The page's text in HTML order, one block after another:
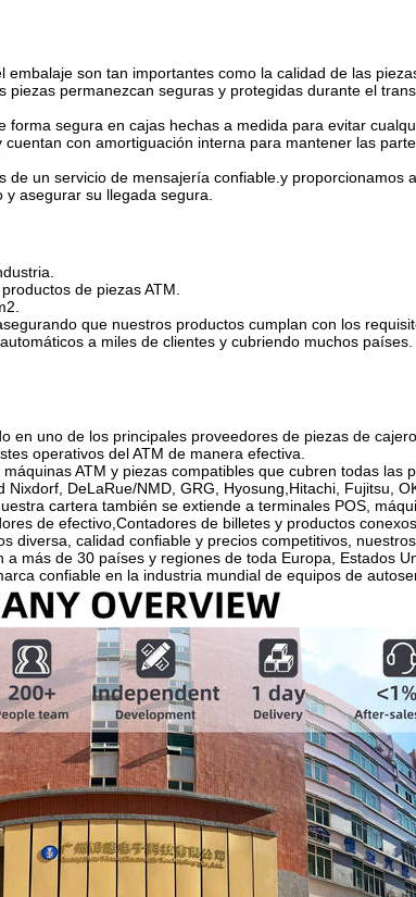
embalaje son tan importantes como la calidad de las
permanezcan seguras y protegidas durante el
forma segura en cajas hechas a medida para evitar
con amortiguación interna para mantener las
de un servicio de mensajería confiable.y proporcionamos
asegurar su llegada segura.
de piezas ATM.
que nuestros productos cumplan con los
a miles de clientes y cubriendo muchos países.
en uno de los principales proveedores de piezas de
operativos del ATM de manera efectiva.
ATM y piezas compatibles que cubren todas las
Nixdorf, DeLaRue/NMD, GRG, Hyosung,Hitachi, Fujitsu,
cartera también se extiende a terminales POS,
de efectivo,Contadores de billetes y productos conexos.
diversa, calidad confiable y precios competitivos,
más de 30 países y regiones de toda Europa, Estados
confiable en la industria mundial de equipos de